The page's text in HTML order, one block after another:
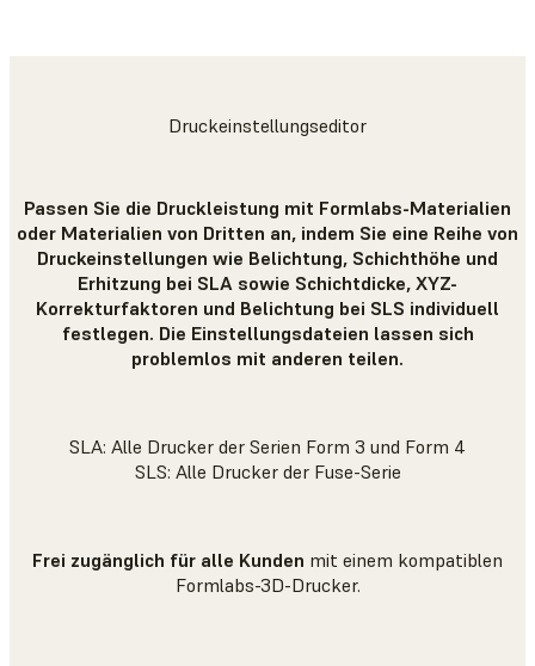
Druckeinstellungseditor
Passen Sie die Druckleistung mit Formlabs-Materialien
oder Materialien von Dritten an, indem Sie eine Reihe von
Druckeinstellungen wie Belichtung, Schichthöhe und
Erhitzung bei SLA sowie Schichtdicke, XYZ-
Korrekturfaktoren und Belichtung bei SLS individuell
festlegen. Die Einstellungsdateien lassen sich
problemlos mit anderen teilen.
SLA: Alle Drucker der Serien Form 3 und Form 4
SLS: Alle Drucker der Fuse-Serie
Frei zugänglich für alle Kunden mit einem kompatiblen
Formlabs-3D-Drucker.